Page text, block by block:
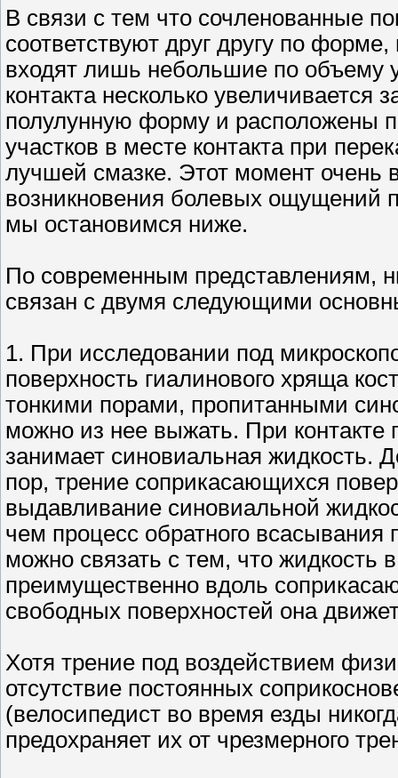
В связи с тем что сочленованные
соответствуют друг другу по
входят лишь небольшие по объему
контакта несколько увеличивается
полулунную форму и расположены
участков в месте контакта при
лучшей смазке. Этот момент очень
возникновения болевых ощущений
мы остановимся ниже.
По современным представлениям,
связан с двумя следующими
1. При исследовании под
поверхность гиалинового хряща
тонкими порами, пропитанными
можно из нее выжать. При
занимает синовиальная жидкость.
пор, трение соприкасающихся
выдавливание синовиальной
чем процесс обратного
можно связать с тем, что жидкость
преимущественно вдоль
свободных поверхностей она
Хотя трение под воздействием
отсутствие постоянных
(велосипедист во время езды
предохраняет их от чрезмерного